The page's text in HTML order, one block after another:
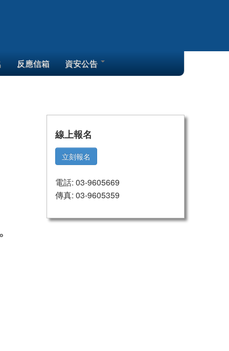
反應信箱 資安公告
線上報名
立刻報名
電話: 03-9605669
傳真: 03-9605359